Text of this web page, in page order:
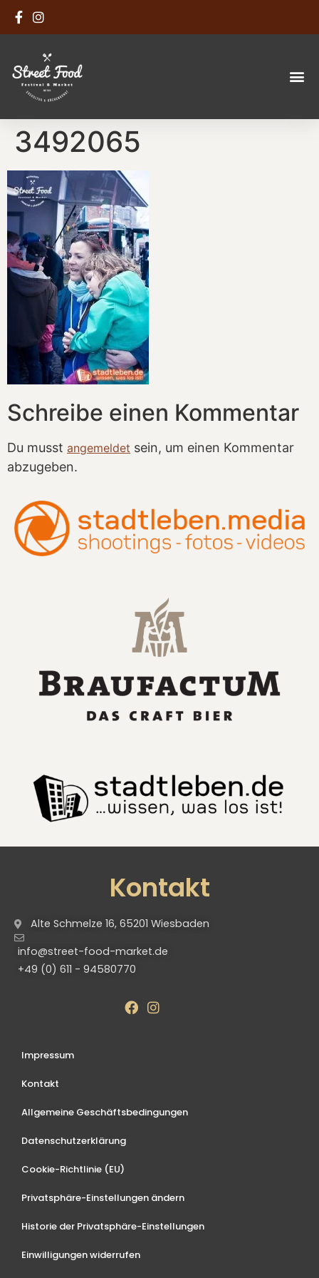
3492065
Schreibe einen Kommentar
Du musst angemeldet sein, um einen Kommentar
abzugeben.
Kontakt
Alte Schmelze 16, 65201 Wiesbaden
info@street-food-market.de
+49 (0) 611 - 94580770
Impressum
Kontakt
Allgemeine Geschäftsbedingungen
Datenschutzerklärung
Cookie-Richtlinie (EU)
Privatsphäre-Einstellungen ändern
Historie der Privatsphäre-Einstellungen
Einwilligungen widerrufen